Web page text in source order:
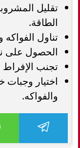
تقليل
الطاقة.
تناول
الحصول على
تجنب الإفراط
اختيار
والفواكه.